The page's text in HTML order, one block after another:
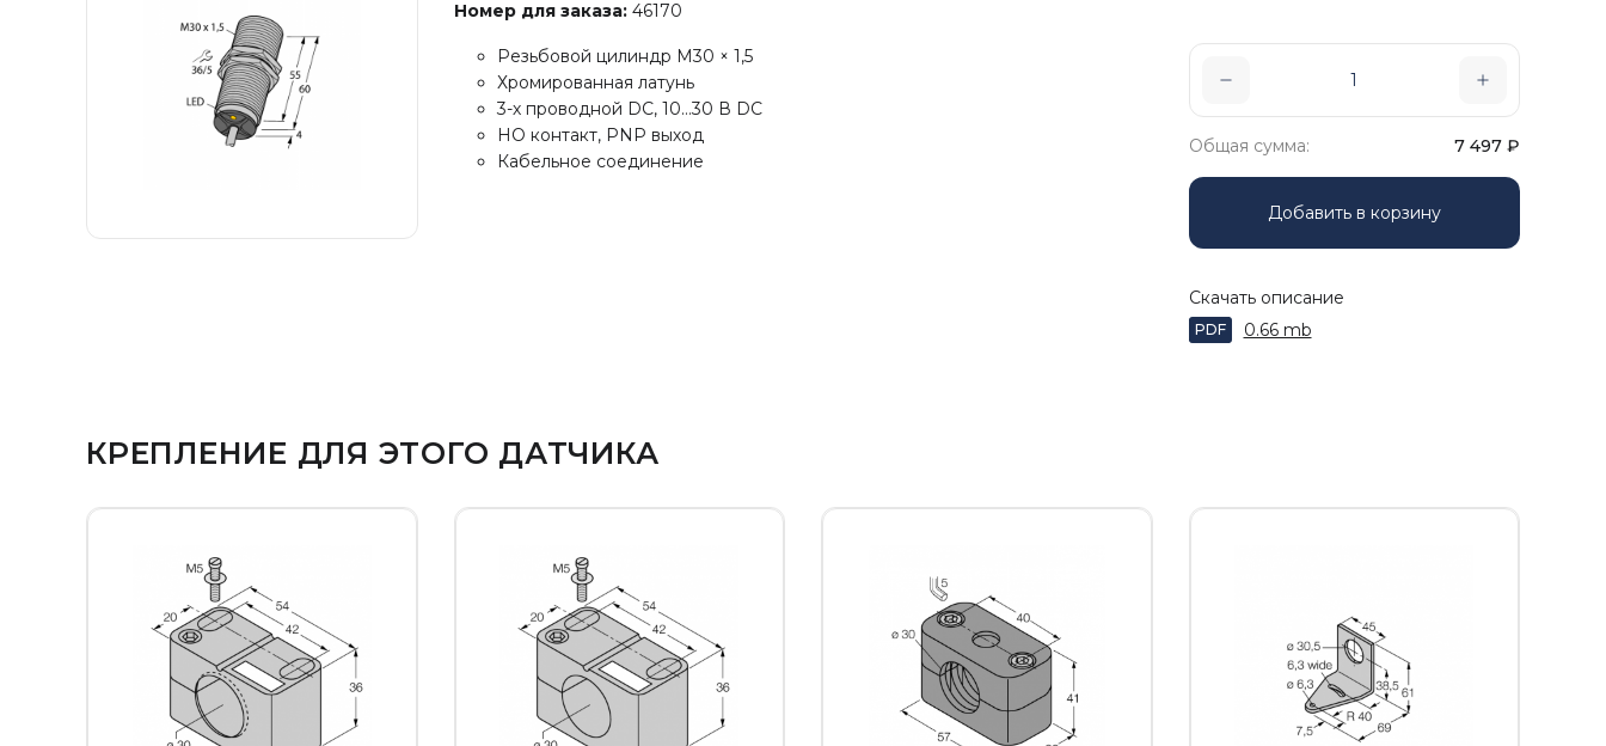
Номер для заказа:46170
Резьбовой цилиндр M30 × 1,5
Хромированная латунь
3-х проводной DC, 10…30 В DC
НО контакт, PNP выход
Кабельное соединение
Общая сумма: 7 497 ₽
Добавить в корзину
Скачать описание
PDF 0.66 mb
КРЕПЛЕНИЕ ДЛЯ ЭТОГО ДАТЧИКА